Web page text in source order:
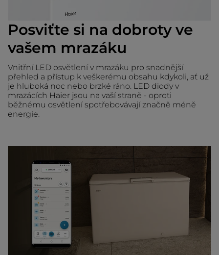
Posviťte si na dobroty ve
vašem mrazáku
Vnitřní LED osvětlení v mrazáku pro snadnější
přehled a přístup k veškerému obsahu kdykoli, ať už
je hluboká noc nebo brzké ráno. LED diody v
mrazácích Haier jsou na vaší straně - oproti
běžnému osvětlení spotřebovávají značně méně
energie.